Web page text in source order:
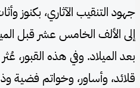
جهود التنقيب الآثاري، بكنوز
إلى الألف الخامس عشر قبل
بعد الميلاد. وفي هذه القبور،
قلائد، وأساور، وخواتم فضية